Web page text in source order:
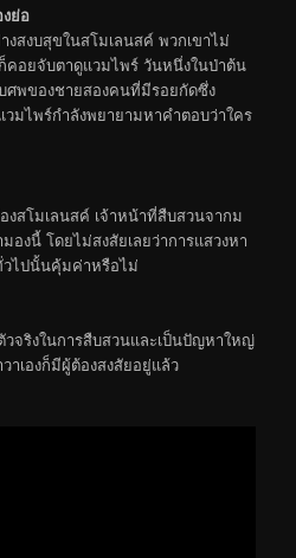
งย่อ
สงบสุขในสโมเลนสค์ พวกเขาไม่
อยจับตาดูแวมไพร์ วันหนึ่งในป่าต้น
ศพของชายสองคนที่มีรอยกัดซึ่ง
มไพร์กำลังพยายามหาคำตอบว่าใคร
งสโมเลนสค์ เจ้าหน้าที่สืบสวนจากม
งนี้ โดยไม่สงสัยเลยว่าการแสวงหา
ไปนั้นคุ้มค่าหรือไม่
จริงในการสืบสวนและเป็นปัญหาใหญ่
าเองก็มีผู้ต้องสงสัยอยู่แล้ว